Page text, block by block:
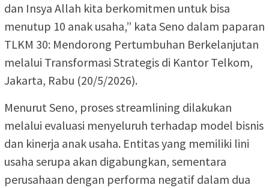
dan Insya Allah kita berkomitmen untuk bisa
menutup 10 anak usaha,” kata Seno dalam paparan
TLKM 30: Mendorong Pertumbuhan Berkelanjutan
melalui Transformasi Strategis di Kantor Telkom,
Jakarta, Rabu (20/5/2026).
Menurut Seno, proses streamlining dilakukan
melalui evaluasi menyeluruh terhadap model bisnis
dan kinerja anak usaha. Entitas yang memiliki lini
usaha serupa akan digabungkan, sementara
perusahaan dengan performa negatif dalam dua